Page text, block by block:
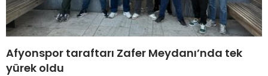
Afyonspor taraftarı Zafer Meydanı’nda tek
yürek oldu